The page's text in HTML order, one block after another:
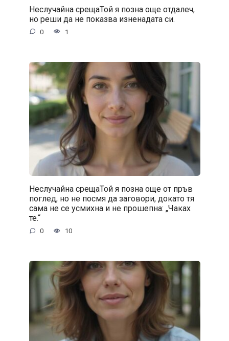
Неслучайна срещаТой я позна още отдалеч,
но реши да не показва изненадата си.
0 1
Неслучайна срещаТой я позна още от пръв
поглед, но не посмя да заговори, докато тя
сама не се усмихна и не прошепна: „Чаках
те.“
0 10